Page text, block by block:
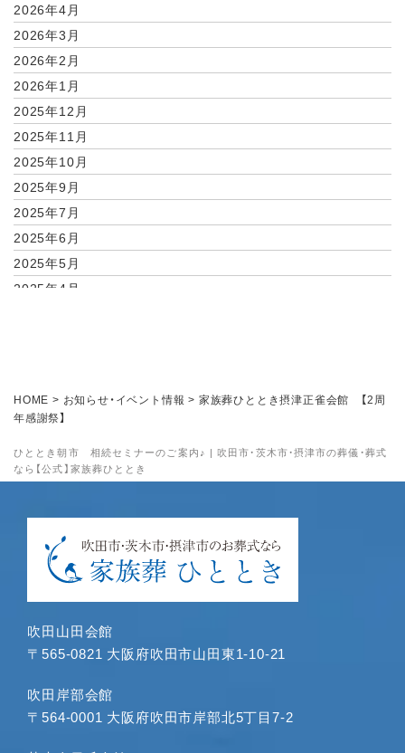
ひととき朝市 相続セミナーのご案内♪ | 吹田市・茨木市・摂津市の葬儀・葬式
なら【公式】家族葬ひととき
2026年4月
2026年3月
2026年2月
2026年1月
2025年12月
2025年11月
2025年10月
2025年9月
2025年7月
2025年6月
2025年5月
2025年4月
2024年9月
2024年7月
2024年5月
2024年4月
2024年3月
2023年9月
2023年8月
HOME > お知らせ・イベント情報 > 家族葬ひととき摂津正雀会館 【2周
年感謝祭】
吹田山田会館
〒565-0821 大阪府吹田市山田東1-10-21
吹田岸部会館
〒564-0001 大阪府吹田市岸部北5丁目7-2